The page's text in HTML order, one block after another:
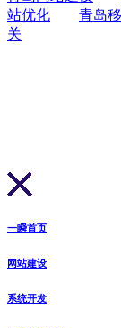
站优化
青岛
关
一瞬首页
网站建设
系统开发